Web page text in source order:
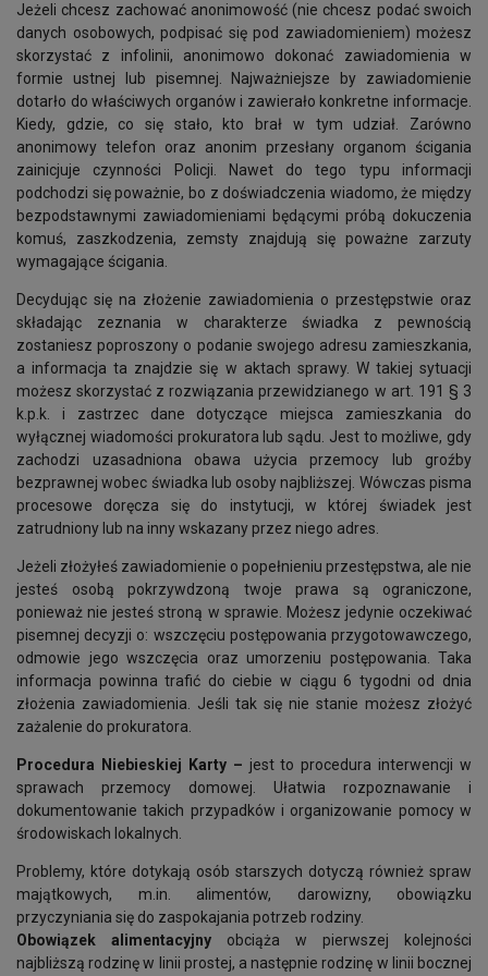
Jeżeli chcesz zachować anonimowość (nie chcesz podać swoich
danych osobowych, podpisać się pod zawiadomieniem) możesz
skorzystać z infolinii, anonimowo dokonać zawiadomienia w
formie ustnej lub pisemnej. Najważniejsze by zawiadomienie
dotarło do właściwych organów i zawierało konkretne informacje.
Kiedy, gdzie, co się stało, kto brał w tym udział. Zarówno
anonimowy telefon oraz anonim przesłany organom ścigania
zainicjuje czynności Policji. Nawet do tego typu informacji
podchodzi się poważnie, bo z doświadczenia wiadomo, że między
bezpodstawnymi zawiadomieniami będącymi próbą dokuczenia
komuś, zaszkodzenia, zemsty znajdują się poważne zarzuty
wymagające ścigania.
Decydując się na złożenie zawiadomienia o przestępstwie oraz
składając zeznania w charakterze świadka z pewnością
zostaniesz poproszony o podanie swojego adresu zamieszkania,
a informacja ta znajdzie się w aktach sprawy. W takiej sytuacji
możesz skorzystać z rozwiązania przewidzianego w art. 191 § 3
k.p.k. i zastrzec dane dotyczące miejsca zamieszkania do
wyłącznej wiadomości prokuratora lub sądu. Jest to możliwe, gdy
zachodzi uzasadniona obawa użycia przemocy lub groźby
bezprawnej wobec świadka lub osoby najbliższej. Wówczas pisma
procesowe doręcza się do instytucji, w której świadek jest
zatrudniony lub na inny wskazany przez niego adres.
Jeżeli złożyłeś zawiadomienie o popełnieniu przestępstwa, ale nie
jesteś osobą pokrzywdzoną twoje prawa są ograniczone,
ponieważ nie jesteś stroną w sprawie. Możesz jedynie oczekiwać
pisemnej decyzji o: wszczęciu postępowania przygotowawczego,
odmowie jego wszczęcia oraz umorzeniu postępowania. Taka
informacja powinna trafić do ciebie w ciągu 6 tygodni od dnia
złożenia zawiadomienia. Jeśli tak się nie stanie możesz złożyć
zażalenie do prokuratora.
Procedura Niebieskiej Karty – jest to procedura interwencji w
sprawach przemocy domowej. Ułatwia rozpoznawanie i
dokumentowanie takich przypadków i organizowanie pomocy w
środowiskach lokalnych.
Problemy, które dotykają osób starszych dotyczą również spraw
majątkowych, m.in. alimentów, darowizny, obowiązku
przyczyniania się do zaspokajania potrzeb rodziny.
Obowiązek alimentacyjny obciąża w pierwszej kolejności
najbliższą rodzinę w linii prostej, a następnie rodzinę w linii bocznej